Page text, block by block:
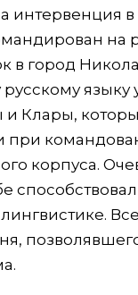
интервенция в
на
в город
языку
и Клары,
при
корпуса.